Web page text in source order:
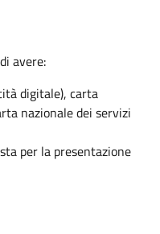
avere:
digitale), carta
nazionale dei servizi
per la presentazione